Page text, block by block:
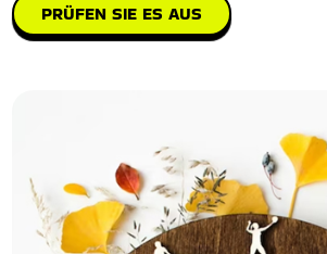
PRÜFEN SIE ES AUS